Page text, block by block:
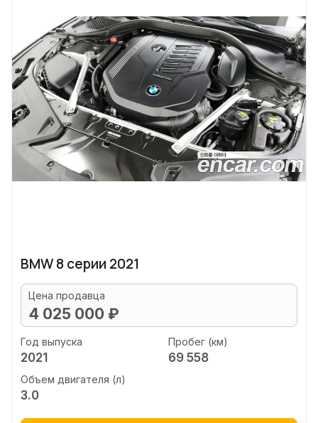
BMW 8 серии 2021
Цена продавца
4 025 000 ₽
Год выпуска
2021
Пробег (км)
69 558
Объем двигателя (л)
3.0